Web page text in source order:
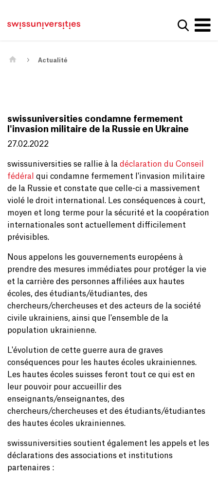
Main Navigation
Contenu
Méta-navigation
Afficher
Actualité
swissuniversities condamne fermement
l'invasion militaire de la Russie en Ukraine
27.02.2022
swissuniversities se rallie à la déclaration du Conseil
fédéral
qui condamne fermement l'invasion militaire
de la Russie et constate que celle-ci a massivement
violé le droit international. Les conséquences à court,
moyen et long terme pour la sécurité et la coopération
internationales sont actuellement difficilement
prévisibles.
Nous appelons les gouvernements européens à
prendre des mesures immédiates pour protéger la vie
et la carrière des personnes affiliées aux hautes
écoles, des étudiants/étudiantes, des
chercheurs/chercheuses et des acteurs de la société
civile ukrainiens, ainsi que l'ensemble de la
population ukrainienne.
L'évolution de cette guerre aura de graves
conséquences pour les hautes écoles ukrainiennes.
Les hautes écoles suisses feront tout ce qui est en
leur pouvoir pour accueillir des
enseignants/enseignantes, des
chercheurs/chercheuses et des étudiants/étudiantes
des hautes écoles ukrainiennes.
swissuniversities soutient également les appels et les
déclarations des associations et institutions
partenaires :